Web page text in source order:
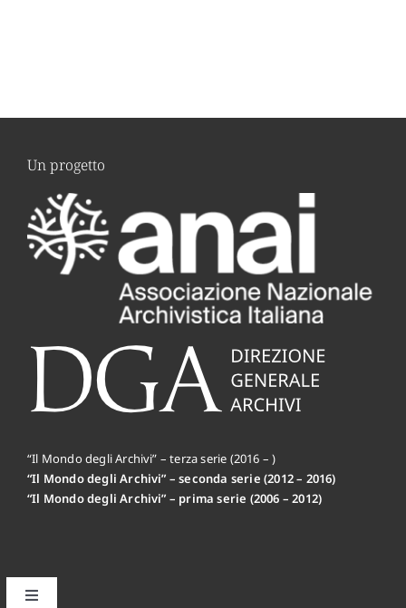
Un progetto
“Il Mondo degli Archivi” – terza serie (2016 – )
“Il Mondo degli Archivi” – seconda serie (2012 – 2016)
“Il Mondo degli Archivi” – prima serie (2006 – 2012)